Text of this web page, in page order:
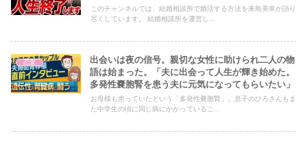
このチャンネルでは、結婚相談所で婚活する方法を来島美幸が語り
尽くしています。 結婚相談所を運営し...
恋愛
出会いは夜の信号。親切な女性に助けられ二人の物
語は始まった。「夫に出会って人生が輝き始めた。
多発性嚢胞腎を患う夫に元気になってもらいたい」
お母様も患っていたという「多発性嚢胞腎」。息子のひろさんもま
た中学生の頃に同じ病にかかっているこ...